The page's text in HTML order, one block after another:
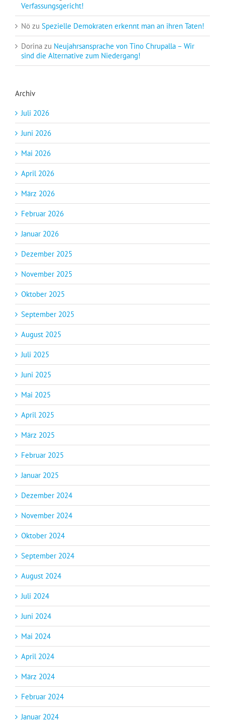
Verfassungsgericht!
Nö zu Spezielle Demokraten erkennt man an ihren Taten!
Dorina zu Neujahrsansprache von Tino Chrupalla – Wir
sind die Alternative zum Niedergang!
Archiv
Juli 2026
Juni 2026
Mai 2026
April 2026
März 2026
Februar 2026
Januar 2026
Dezember 2025
November 2025
Oktober 2025
September 2025
August 2025
Juli 2025
Juni 2025
Mai 2025
April 2025
März 2025
Februar 2025
Januar 2025
Dezember 2024
November 2024
Oktober 2024
September 2024
August 2024
Juli 2024
Juni 2024
Mai 2024
April 2024
März 2024
Februar 2024
Januar 2024